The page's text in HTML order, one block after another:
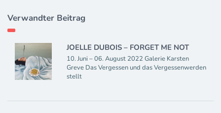
Verwandter Beitrag
JOELLE DUBOIS – FORGET ME NOT
10. Juni – 06. August 2022 Galerie Karsten
Greve Das Vergessen und das Vergessenwerden
stellt